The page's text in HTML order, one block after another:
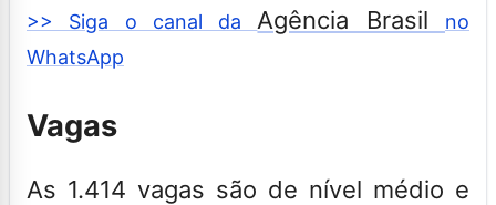
>> Siga o canal da Agência Brasil
no
WhatsApp
Vagas
As 1.414 vagas são de nível médio e